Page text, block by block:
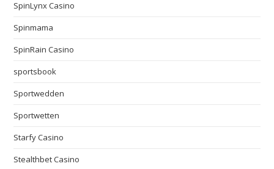
SpinLynx Casino
Spinmama
SpinRain Casino
sportsbook
Sportwedden
Sportwetten
Starfy Casino
Stealthbet Casino